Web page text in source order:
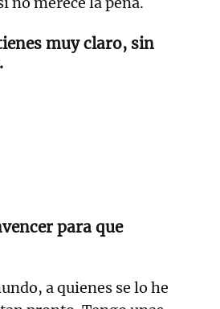
muy claro, sin
para que
a quienes se lo he